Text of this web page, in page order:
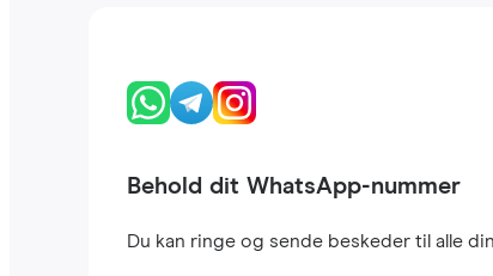
Behold dit WhatsApp-nummer
Du kan ringe og sende beskeder til alle